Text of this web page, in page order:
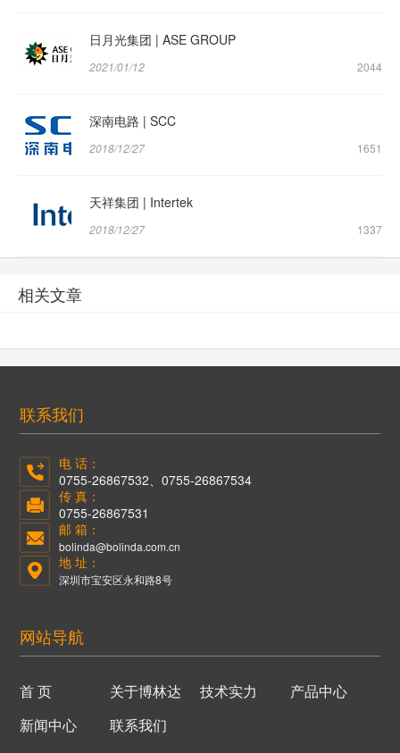
日月光集团 | ASE GROUP
2021/01/12 2044
深南电路 | SCC
2018/12/27 1651
天祥集团 | Intertek
2018/12/27 1337
相关文章
联系我们
电 话：
0755-26867532、0755-26867534
传 真：
0755-26867531
邮 箱：
bolinda@bolinda.com.cn
地 址：
深圳市宝安区永和路8号
网站导航
首 页 关于博林达 技术实力
产品中心
新闻中心
联系我们